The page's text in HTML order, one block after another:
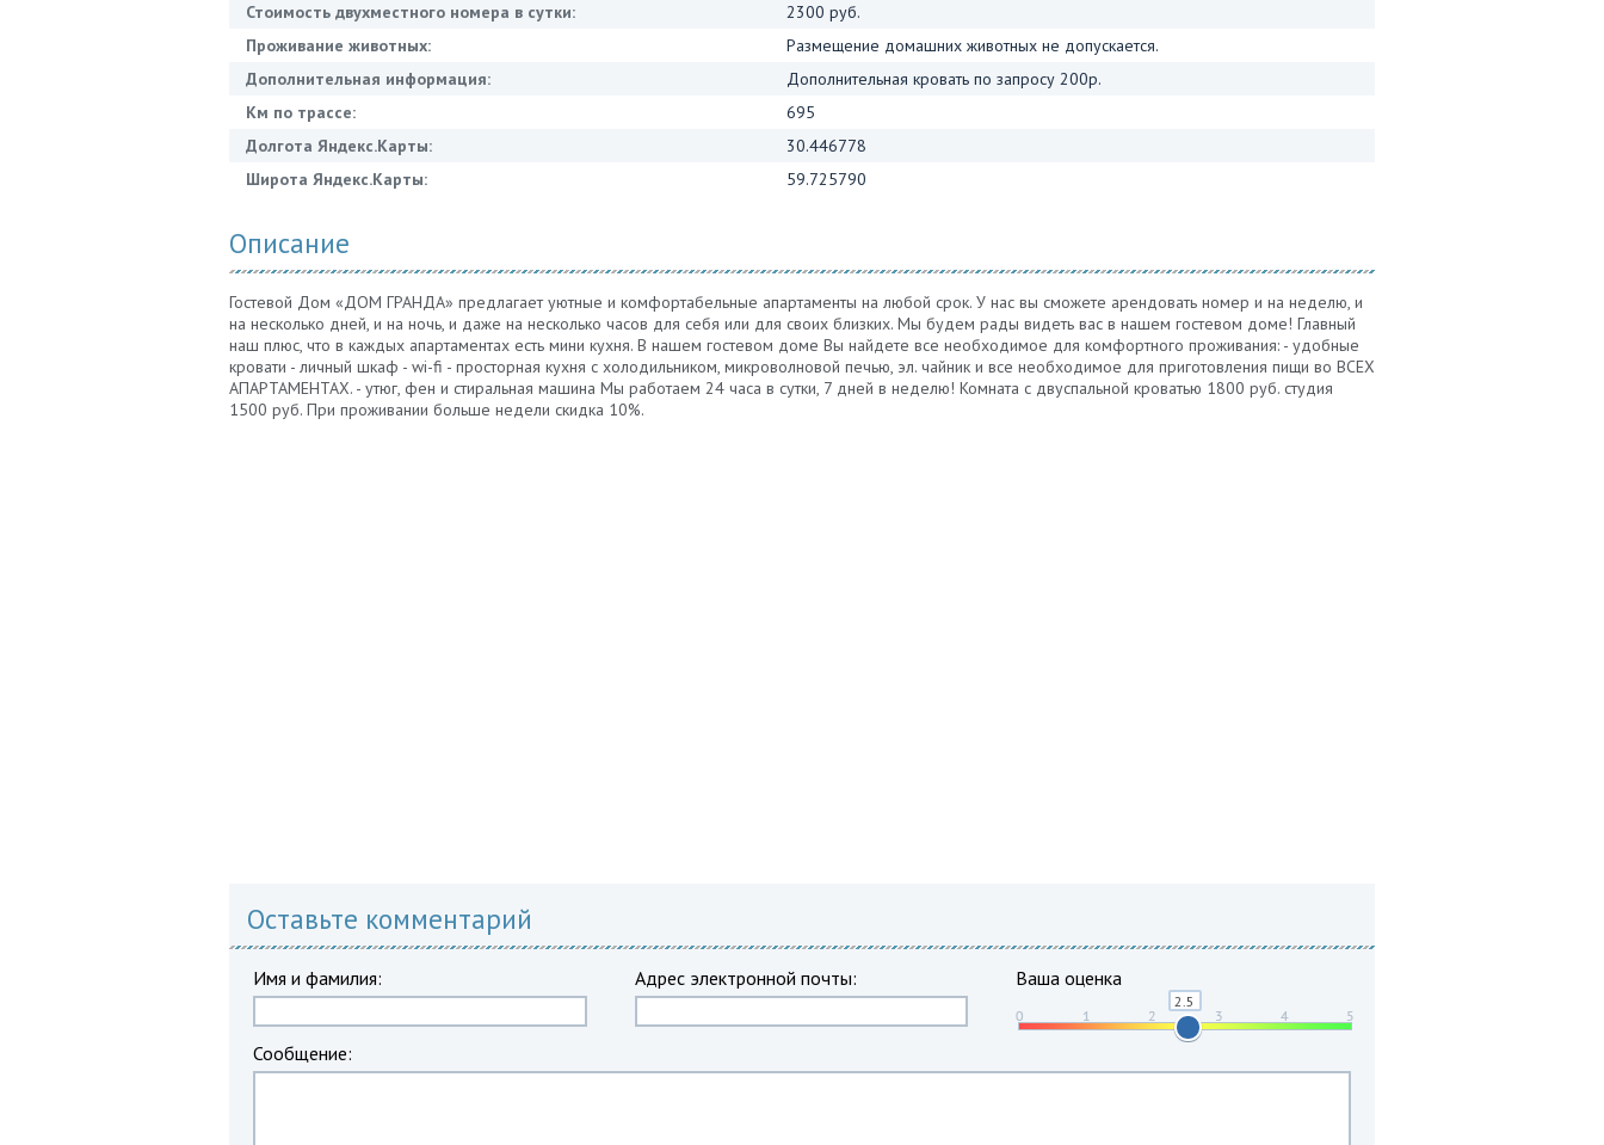
Стоимость двухместного номера в сутки:
2300 руб.
Проживание животных:
Размещение домашних животных не допускается.
Дополнительная информация:
Дополнительная кровать по запросу 200р.
Км по трассе:
695
Долгота Яндекс.Карты:
30.446778
Широта Яндекс.Карты:
59.725790
Описание
Гостевой Дом «ДОМ ГРАНДА» предлагает уютные и комфортабельные апартаменты на любой срок. У нас вы сможете арендовать номер и на неделю, и
на несколько дней, и на ночь, и даже на несколько часов для себя или для своих близких. Мы будем рады видеть вас в нашем гостевом доме! Главный
наш плюс, что в каждых апартаментах есть мини кухня. В нашем гостевом доме Вы найдете все необходимое для комфортного проживания: - удобные
кровати - личный шкаф - wi-fi - просторная кухня с холодильником, микроволновой печью, эл. чайник и все необходимое для приготовления пищи во ВСЕХ
АПАРТАМЕНТАХ. - утюг, фен и стиральная машина Мы работаем 24 часа в сутки, 7 дней в неделю! Комната с двуспальной кроватью 1800 руб. студия
1500 руб. При проживании больше недели скидка 10%.
Оставьте комментарий
Имя и фамилия: Адрес электронной почты: Ваша оценка
Сообщение: